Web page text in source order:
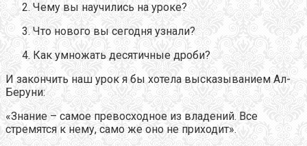
Чему вы научились на уроке?
Что нового вы сегодня узнали?
Как умножать десятичные дроби?
И закончить наш урок я бы хотела высказыванием Ал-
Беруни:
«Знание – самое превосходное из владений. Все
стремятся к нему, само же оно не приходит».